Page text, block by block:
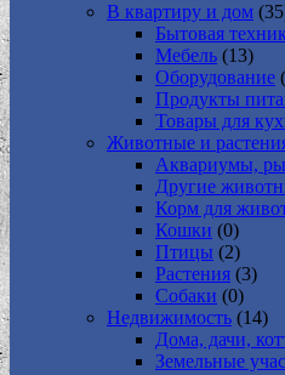
В квартиру и дом
Бытовая
Мебель (13)
Оборудование
Продукты
Товары для
Животные и
Аквариумы,
Другие
Корм для
Кошки (0)
Птицы (2)
Растения (3)
Собаки (0)
Недвижимость (14)
Дома, дачи,
Земельные